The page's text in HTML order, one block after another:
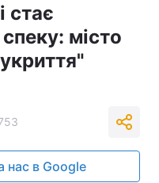
стає
місто
нас в Google